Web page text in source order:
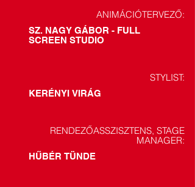
ANIMÁCIÓTERVEZŐ:
SZ. NAGY GÁBOR - FULL
SCREEN STUDIO
STYLIST:
KERÉNYI VIRÁG
RENDEZŐASSZISZTENS, STAGE
MANAGER:
HŰBÉR TÜNDE